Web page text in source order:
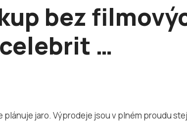
bez
celebrit …
plánuje jaro. Výprodeje jsou v plném proudu